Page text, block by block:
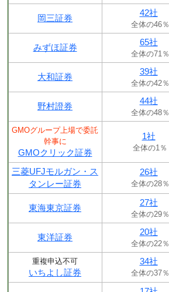
岡三証券
42社
全体の46％
みずほ証券
65社
全体の71％
大和証券
39社
全体の42％
野村證券
44社
全体の48％
GMOグループ上場で委託
幹事に
GMOクリック証券
1社
全体の1％
三菱UFJモルガン・ス
タンレー証券
26社
全体の28％
東海東京証券
27社
全体の29％
東洋証券
20社
全体の22％
重複申込不可
いちよし証券
34社
全体の37％